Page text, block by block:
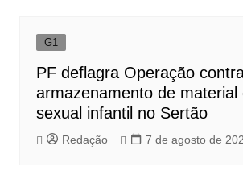
G1
PF deflagra Operação
armazenamento de material
sexual infantil no Sertão
Redação 7 de agosto de